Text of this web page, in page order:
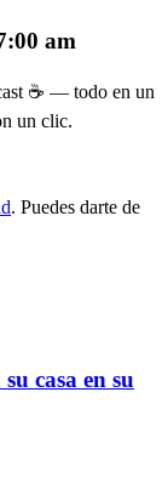
am
☕ — todo en un
un clic.
. Puedes darte de
casa en su